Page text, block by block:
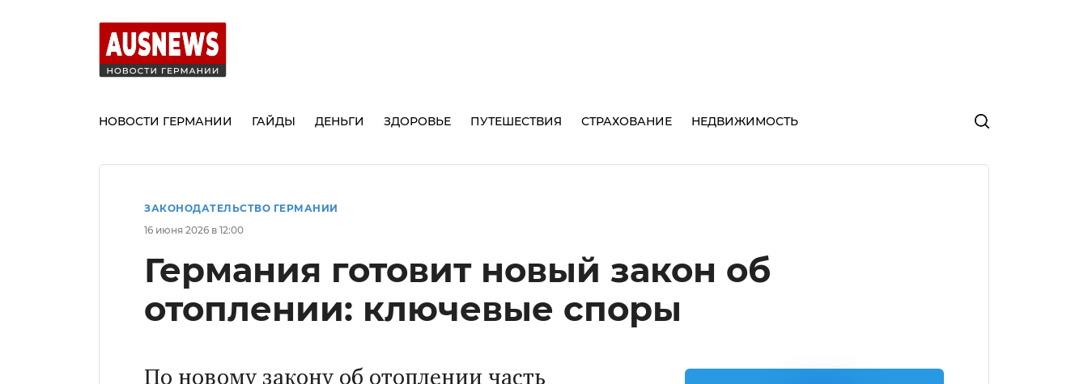
НОВОСТИ ГЕРМАНИИ ГАЙДЫ ДЕНЬГИ ЗДОРОВЬЕ ПУТЕШЕСТВИЯ СТРАХОВАНИЕ НЕДВИЖИМОСТЬ
ЗАКОНОДАТЕЛЬСТВО ГЕРМАНИИ
16 июня 2026 в 12:00
Германия готовит новый закон об
отоплении: ключевые споры
По новому закону об отоплении часть